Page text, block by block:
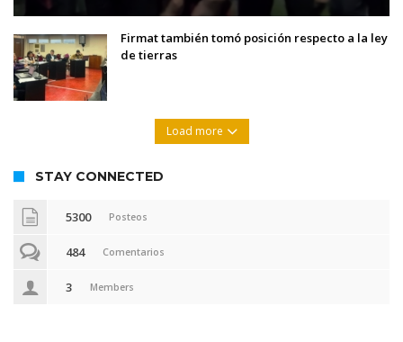
Firmat también tomó posición respecto a la ley
de tierras
Load more
STAY CONNECTED
5300 Posteos
484 Comentarios
3 Members